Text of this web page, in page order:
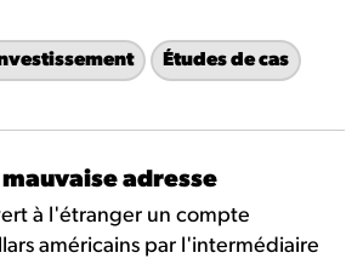
Études de cas
adresse
à l'étranger un compte
américains par l'intermédiaire